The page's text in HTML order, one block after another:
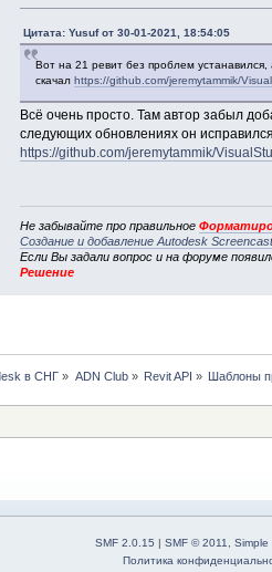
Цитата: Yusuf от 30-01-2021, 18:54:05
Вот на 21 ревит без проблем
скачал https://github.com/jeremytammik/
Всё очень просто. Там автор забыл
следующих обновлениях он
https://github.com/jeremytammik/
Не забывайте про правильное
Создание и добавление Autodesk
Если Вы задали вопрос и на форуме
Решение
в СНГ » ADN Club» Revit API » Шаблоны
SMF 2.0.15 SMF © 2011, Simple
Политика